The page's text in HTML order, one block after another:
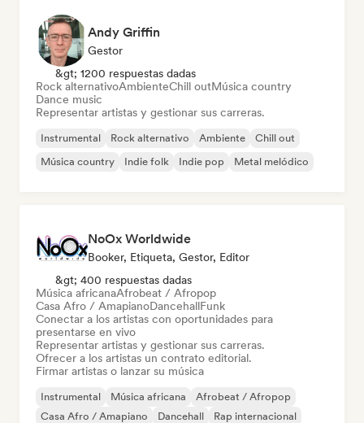
Andy Griffin
Gestor
&gt; 1200 respuestas dadas
Rock alternativoAmbienteChill outMúsica country
Dance music
Representar artistas y gestionar sus carreras.
Instrumental Rock alternativo Ambiente
Chill out
Música country
Indie folk Indie pop Metal melódico
NoOx Worldwide
Booker, Etiqueta, Gestor, Editor
&gt; 400 respuestas dadas
Música africanaAfrobeat / Afropop
Casa Afro / AmapianoDancehallFunk
Conectar a los artistas con oportunidades para
presentarse en vivo
Representar artistas y gestionar sus carreras.
Ofrecer a los artistas un contrato editorial.
Firmar artistas o lanzar su música
Instrumental Música africana
Afrobeat / Afropop
Casa Afro / Amapiano
Dancehall
Rap internacional